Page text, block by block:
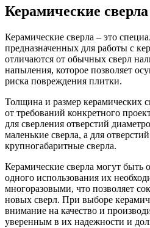
Керамические сверла
Керамические сверла – это
предназначенных для работы с
отличаются от обычных сверл
напыления, которое позволяет
риска повреждения плитки.
Толщина и размер керамических
от требований конкретного
для сверления отверстий
маленькие сверла, а для
крупногабаритные сверла.
Керамические сверла могут быть
одного использования их
многоразовыми, что позволяет
новых сверл. При выборе
внимание на качество и
уверенным в их надежности и